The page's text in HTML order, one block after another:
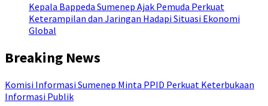
Kepala Bappeda Sumenep Ajak Pemuda Perkuat
Keterampilan dan Jaringan Hadapi Situasi Ekonomi
Global
Breaking News
Komisi Informasi Sumenep Minta PPID Perkuat Keterbukaan
Informasi Publik